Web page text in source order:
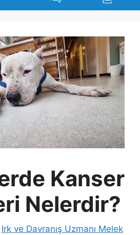
Kanser
Nelerdir?
Irk ve Davranış Uzmanı Melek